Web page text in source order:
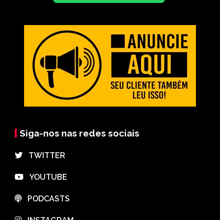
Siga-nos nas redes sociais
⠀TWITTER
⠀YOUTUBE
⠀PODCASTS